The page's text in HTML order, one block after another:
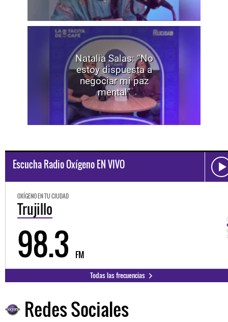
Natalia Salas: “No
estoy dispuesta a
negociar mi paz
mental”
Escucha Radio Oxígeno EN VIVO
OXÍGENO EN TU CIUDAD
Trujillo
98.3 FM
Todas las frecuencias
Redes Sociales